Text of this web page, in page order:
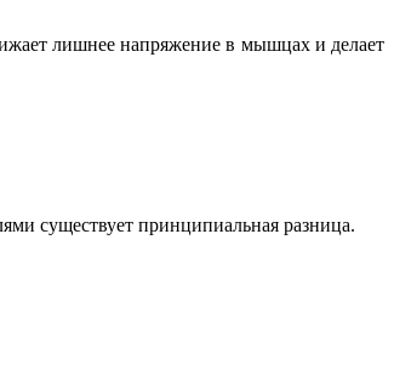
лишнее напряжение в мышцах и делает
существует принципиальная разница.